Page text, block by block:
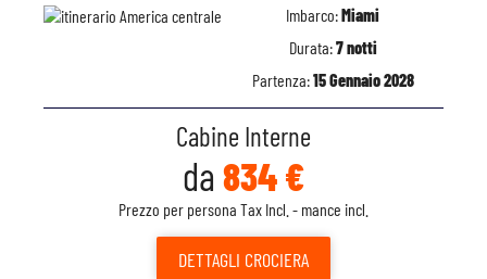
Imbarco:Miami
Durata:7 notti
Partenza:15 Gennaio 2028
Cabine Interne
da 834 €
Prezzo per persona Tax Incl. - mance incl.
DETTAGLI CROCIERA